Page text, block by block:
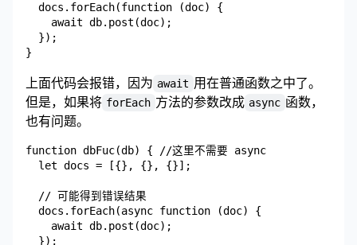
  docs.forEach(function (doc) {
    await db.post(doc);
  });
上面代码会报错，因为 await 用在普通函数之中了。
但是，如果将 forEach 方法的参数改成 async 函数，
也有问题。
function dbFuc(db) { //这里不需要 async
  let docs = [{}, {}, {}];
  // 可能得到错误结果
  docs.forEach(async function (doc) {
    await db.post(doc);
  });